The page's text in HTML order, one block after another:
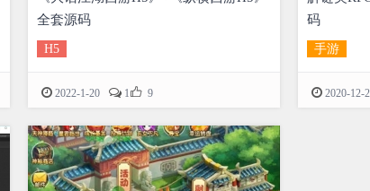
全套源码
H5
2022-1-20 1 9
码
手游
2020-12-